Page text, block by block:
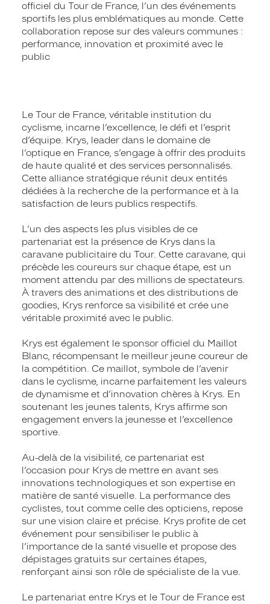
officiel du Tour de France, l’un des événements
sportifs les plus emblématiques au monde. Cette
collaboration repose sur des valeurs communes :
performance, innovation et proximité avec le
public
Le Tour de France, véritable institution du
cyclisme, incarne l’excellence, le défi et l’esprit
d’équipe. Krys, leader dans le domaine de
l’optique en France, s’engage à offrir des produits
de haute qualité et des services personnalisés.
Cette alliance stratégique réunit deux entités
dédiées à la recherche de la performance et à la
satisfaction de leurs publics respectifs.
L’un des aspects les plus visibles de ce
partenariat est la présence de Krys dans la
caravane publicitaire du Tour. Cette caravane, qui
précède les coureurs sur chaque étape, est un
moment attendu par des millions de spectateurs.
À travers des animations et des distributions de
goodies, Krys renforce sa visibilité et crée une
véritable proximité avec le public.
Krys est également le sponsor officiel du Maillot
Blanc, récompensant le meilleur jeune coureur de
la compétition. Ce maillot, symbole de l’avenir
dans le cyclisme, incarne parfaitement les valeurs
de dynamisme et d’innovation chères à Krys. En
soutenant les jeunes talents, Krys affirme son
engagement envers la jeunesse et l’excellence
sportive.
Au-delà de la visibilité, ce partenariat est
l’occasion pour Krys de mettre en avant ses
innovations technologiques et son expertise en
matière de santé visuelle. La performance des
cyclistes, tout comme celle des opticiens, repose
sur une vision claire et précise. Krys profite de cet
événement pour sensibiliser le public à
l’importance de la santé visuelle et propose des
dépistages gratuits sur certaines étapes,
renforçant ainsi son rôle de spécialiste de la vue.
Le partenariat entre Krys et le Tour de France est